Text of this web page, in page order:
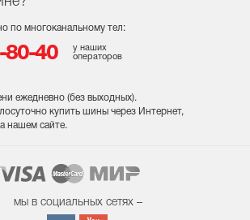
по многоканальному тел:
80-40
у наших
операторов
ежедневно (без выходных).
купить шины через Интернет,
нашем сайте.
мы в социальных сетях –